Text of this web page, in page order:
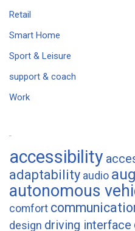
Retail
Smart Home
Sport & Leisure
support & coach
Work
accessibility
adaptability audio
autonomous
comfort
design driving interface